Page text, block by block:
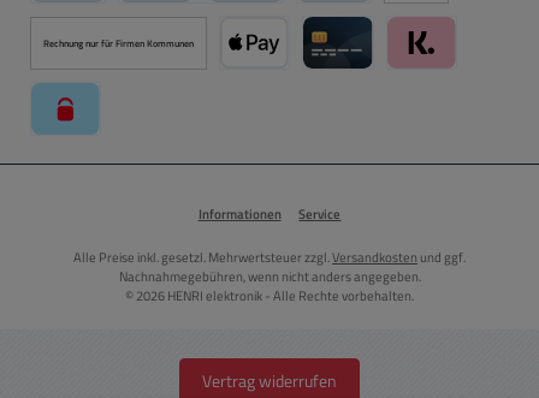
PayPal Kredit- oder Debitkarte über PayPal
Später Bezahlen über PayPal
Rechnung nur für Firmen Kommunen
Informationen Service
Alle Preise inkl. gesetzl. Mehrwertsteuer zzgl.Versandkosten und ggf.
Nachnahmegebühren, wenn nicht anders angegeben.
© 2026 HENRI elektronik - Alle Rechte vorbehalten.
Vertrag widerrufen